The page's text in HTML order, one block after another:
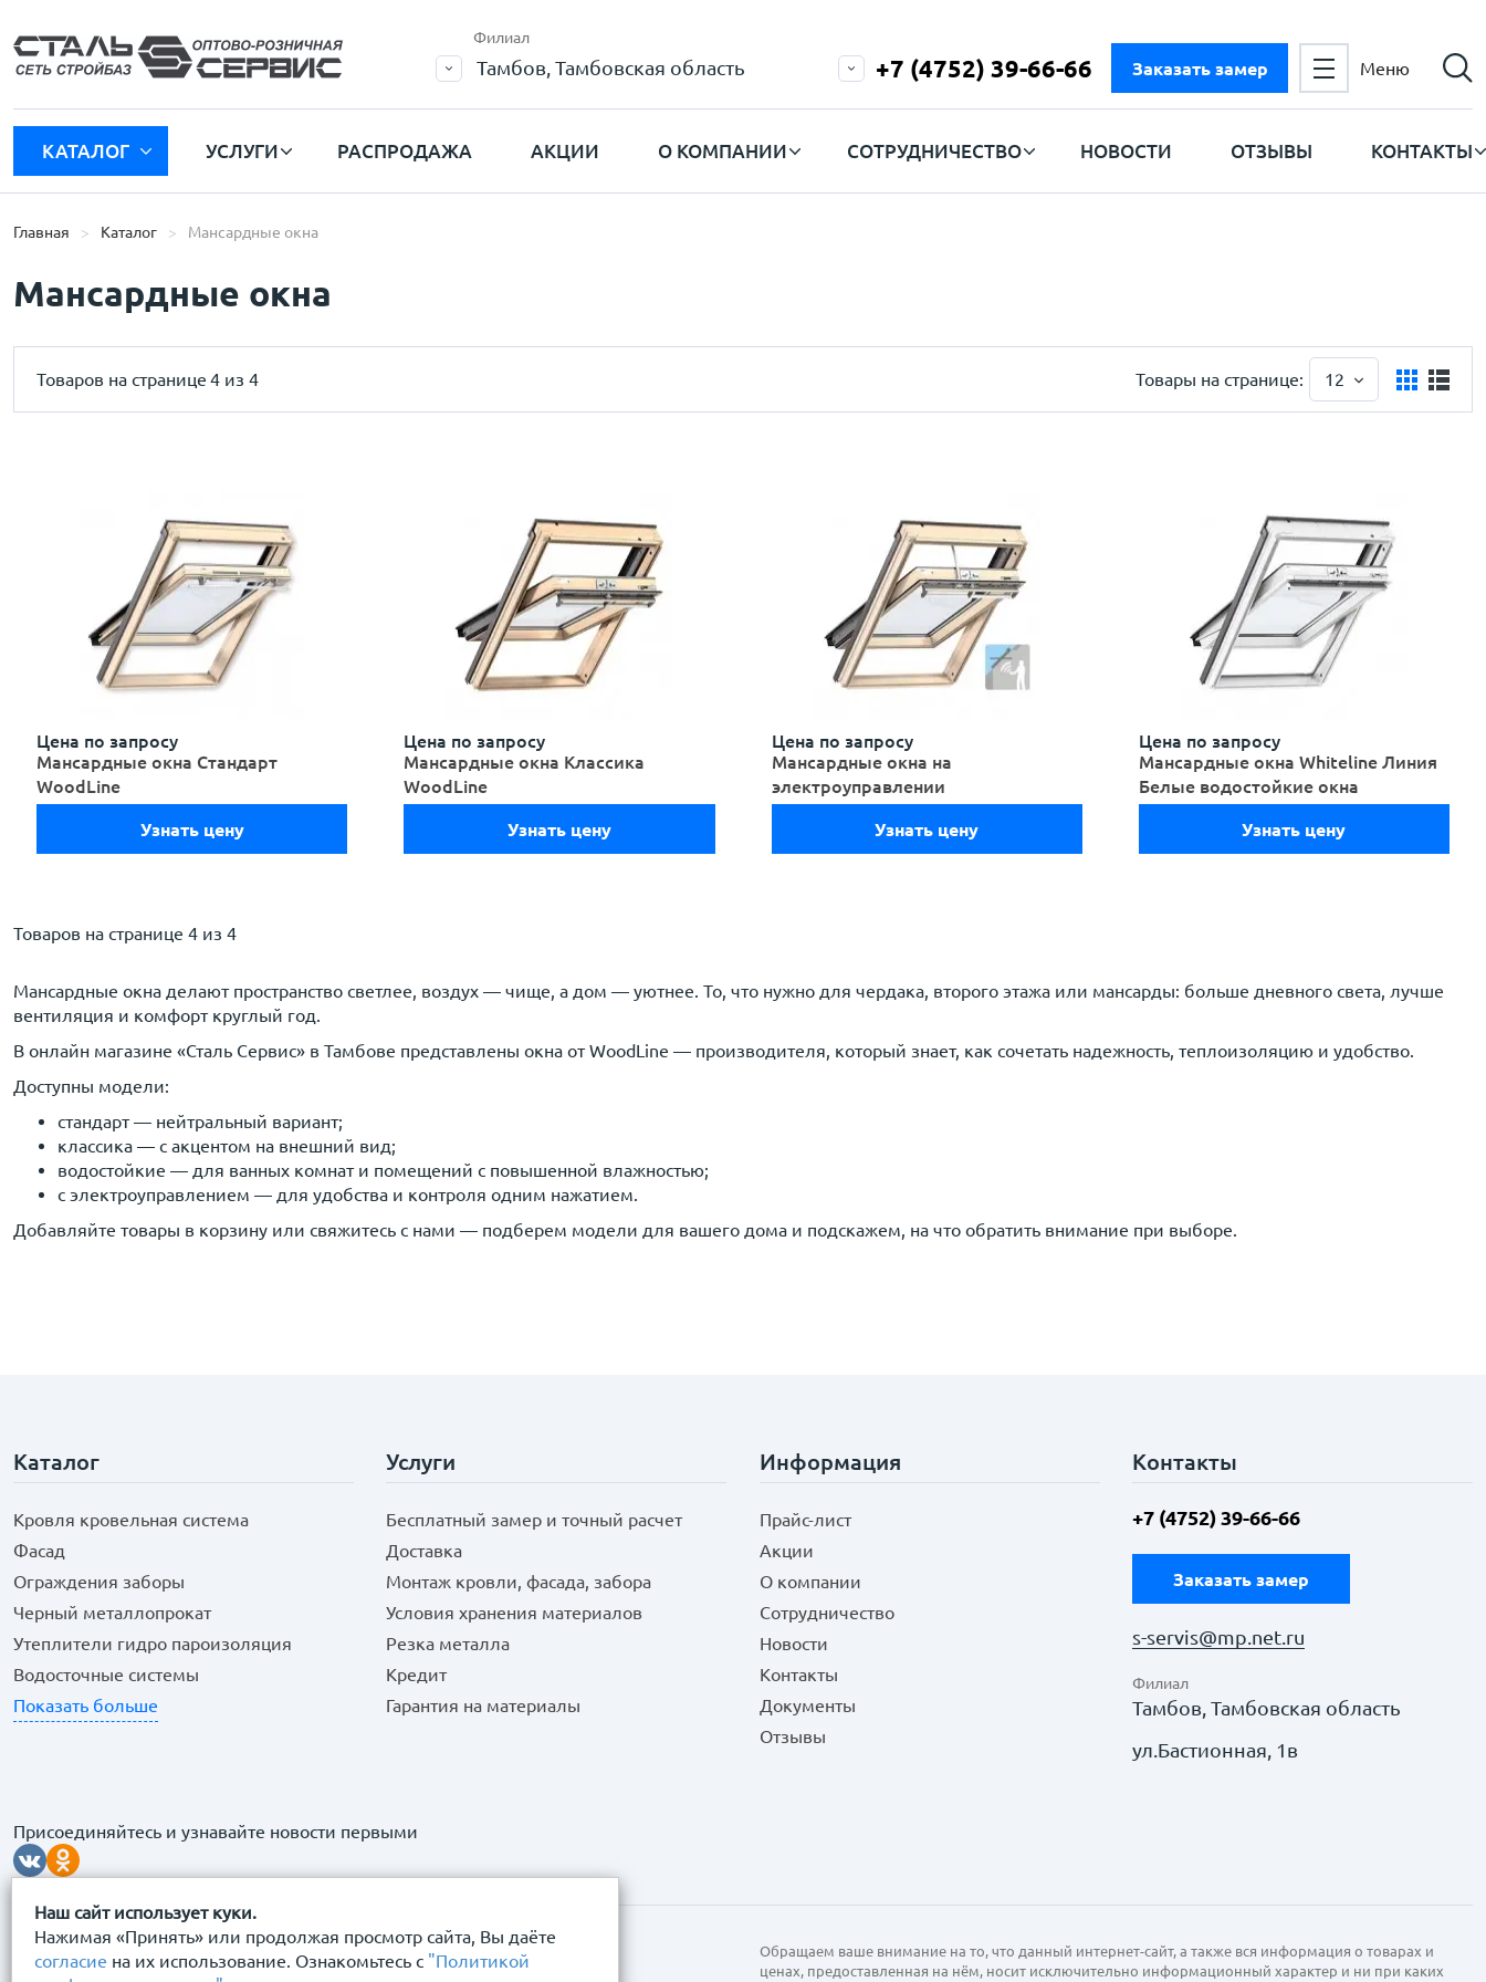
Наш сайт использует куки.
Нажимая «Принять» или продолжая просмотр сайта, Вы даёте
согласие на их использование. Ознакомьтесь с "Политикой
Филиал
Тамбов, Тамбовская область +7 (4752) 39-66-66 Заказать замер Меню
КАТАЛОГ УСЛУГИ РАСПРОДАЖА АКЦИИ О КОМПАНИИ СОТРУДНИЧЕСТВО НОВОСТИ ОТЗЫВЫ КОНТАКТЫ
Главная Каталог Мансардные окна
Мансардные окна
Товаров на странице 4 из 4 Товары на странице: 12
Цена по запросу
Мансардные окна Стандарт
WoodLine
Узнать цену
Цена по запросу
Мансардные окна Классика
WoodLine
Узнать цену
Цена по запросу
Мансардные окна на
электроуправлении
Узнать цену
Цена по запросу
Мансардные окна Whiteline Линия
Белые водостойкие окна
Узнать цену
Товаров на странице 4 из 4
Мансардные окна делают пространство светлее, воздух — чище, а дом — уютнее. То, что нужно для чердака, второго этажа или мансарды: больше дневного света, лучше
вентиляция и комфорт круглый год.
В онлайн магазине «Сталь Сервис» в Тамбове представлены окна от WoodLine — производителя, который знает, как сочетать надежность, теплоизоляцию и удобство.
Доступны модели:
стандарт — нейтральный вариант;
классика — с акцентом на внешний вид;
водостойкие — для ванных комнат и помещений с повышенной влажностью;
с электроуправлением — для удобства и контроля одним нажатием.
Добавляйте товары в корзину или свяжитесь с нами — подберем модели для вашего дома и подскажем, на что обратить внимание при выборе.
Каталог
Кровля кровельная система
Фасад
Ограждения заборы
Черный металлопрокат
Утеплители гидро пароизоляция
Водосточные системы
Показать больше
Услуги
Бесплатный замер и точный расчет
Доставка
Монтаж кровли, фасада, забора
Условия хранения материалов
Резка металла
Кредит
Гарантия на материалы
Информация
Прайс-лист
Акции
О компании
Сотрудничество
Новости
Контакты
Документы
Отзывы
Контакты
+7 (4752) 39-66-66
Заказать замер
s-servis@mp.net.ru
Филиал
Тамбов, Тамбовская область
ул.Бастионная, 1в
Присоединяйтесь и узнавайте новости первыми
Обращаем ваше внимание на то, что данный интернет-сайт, а также вся информация о товарах и
ценах, предоставленная на нём, носит исключительно информационный характер и ни при каких